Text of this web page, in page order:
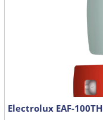
Electrolux EAF-100TH